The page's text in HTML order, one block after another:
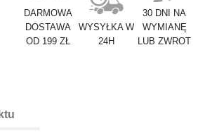
DARMOWA
DOSTAWA
OD 199 ZŁ
WYSYŁKA W
24H
30 DNI NA
WYMIANĘ
LUB ZWROT